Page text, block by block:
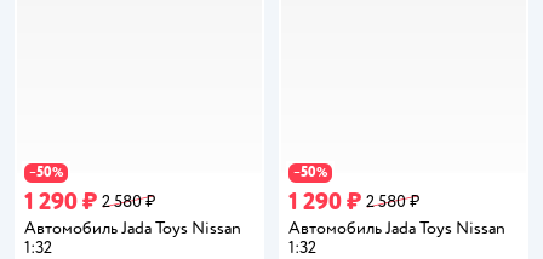
−50%
1 290 ₽ 2 580 ₽
Автомобиль Jada Toys Nissan
1:32
−50%
1 290 ₽ 2 580 ₽
Автомобиль Jada Toys Nissan
1:32